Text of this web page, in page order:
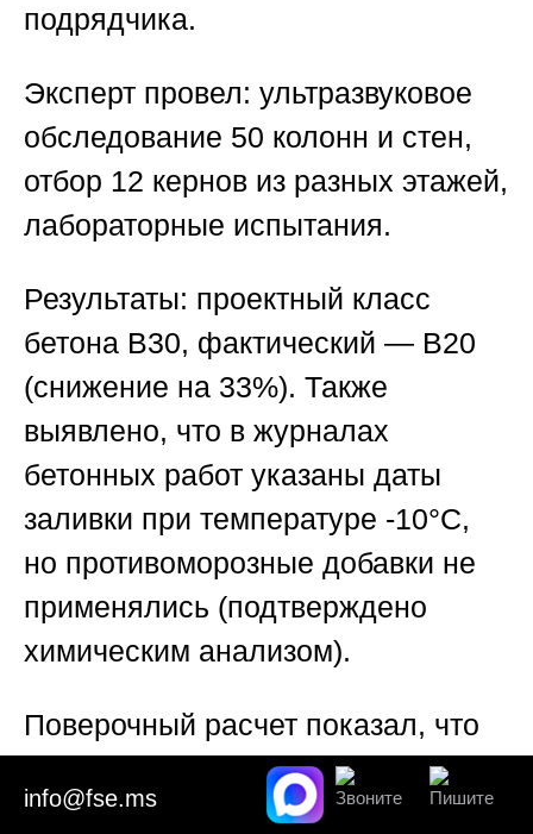
подрядчика.
Эксперт провел: ультразвуковое
обследование 50 колонн и стен,
отбор 12 кернов из разных этажей,
лабораторные испытания.
Результаты: проектный класс
бетона B30, фактический — B20
(снижение на 33%). Также
выявлено, что в журналах
бетонных работ указаны даты
заливки при температуре -10°C,
но противоморозные добавки не
применялись (подтверждено
химическим анализом).
Поверочный расчет показал, что
несущая способность колонн 1–3
этажей ниже требуемой на 40%.
info@fse.ms